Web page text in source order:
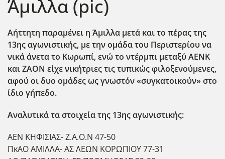
Άμιλλα (pic)
Αήττητη παραμένει η Άμιλλα μετά και το πέρας της
13ης αγωνιστικής, με την ομάδα του Περιστερίου να
νικά άνετα το Κωρωπί, ενώ το ντέρμπι μεταξύ ΑΕΝΚ
και ΖΑΟΝ είχε νικήτριες τις τυπικώς φιλοξενούμενες,
αφού οι δυο ομάδες ως γνωστόν «συγκατοικούν» στο
ίδιο γήπεδο.
Αναλυτικά τα στοιχεία της 13ης αγωνιστικής:
ΑΕΝ ΚΗΦΙΣΙΑΣ- Ζ.Α.Ο.Ν 47-50
ΠκΑΟ ΑΜΙΛΛΑ- ΑΣ ΛΕΩΝ ΚΟΡΩΠΙΟΥ 77-31